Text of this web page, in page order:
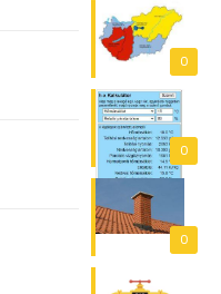
0
0
0